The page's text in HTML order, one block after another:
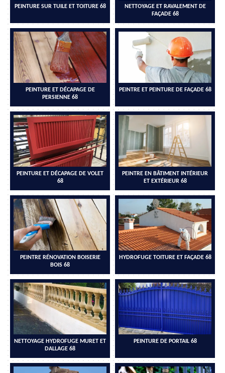
PEINTURE SUR TUILE ET TOITURE 68
NETTOYAGE ET RAVALEMENT DE
FAÇADE 68
PEINTURE ET DÉCAPAGE DE
PERSIENNE 68
PEINTRE ET PEINTURE DE FAÇADE 68
PEINTURE ET DÉCAPAGE DE VOLET
68
PEINTRE EN BÂTIMENT INTÉRIEUR
ET EXTÉRIEUR 68
PEINTRE RÉNOVATION BOISERIE
BOIS 68
HYDROFUGE TOITURE ET FAÇADE 68
NETTOYAGE HYDROFUGE MURET ET
DALLAGE 68
PEINTURE DE PORTAIL 68